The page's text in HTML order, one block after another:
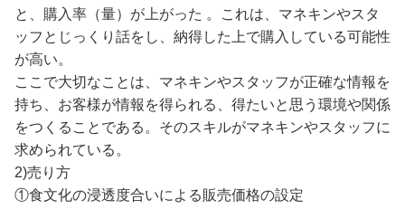
と、購入率（量）が上がった 。これは、マネキンやスタ
ッフとじっくり話をし、納得した上で購入している可能性
が高い。
ここで大切なことは、マネキンやスタッフが正確な情報を
持ち、お客様が情報を得られる、得たいと思う環境や関係
をつくることである。そのスキルがマネキンやスタッフに
求められている。
2)売り方
①食文化の浸透度合いによる販売価格の設定